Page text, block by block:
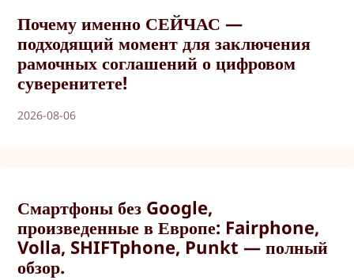
Почему именно СЕЙЧАС —
подходящий момент для заключения
рамочных соглашений о цифровом
суверенитете!
2026-08-06
Смартфоны без Google,
произведенные в Европе: Fairphone,
Volla, SHIFTphone, Punkt — полный
обзор.